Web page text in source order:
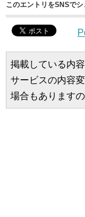
このエントリをSNSでシ
掲載している内
サービスの内容
場合もあります